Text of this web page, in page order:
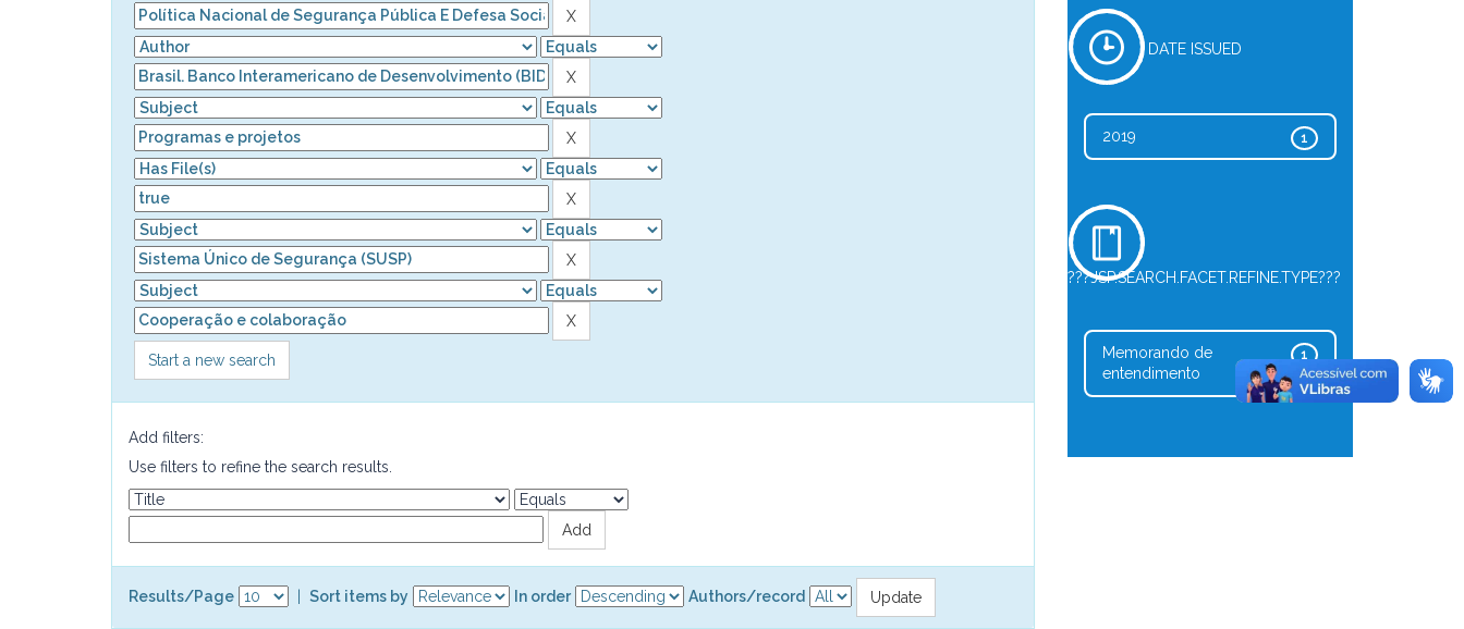
Start a new search
Add filters:
Use filters to refine the search results.
Results/Page Sort items by In order Authors/record
DATE ISSUED
1
2019
???JSP.SEARCH.FACET.REFINE.TYPE???
1
Memorando de
entendimento